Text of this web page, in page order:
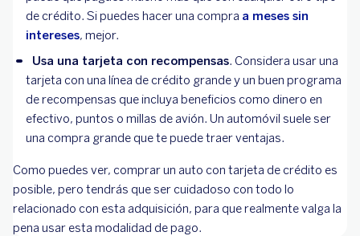
de crédito. Si puedes hacer una compra a meses sin
intereses, mejor.
Usa una tarjeta con recompensas. Considera usar una
tarjeta con una línea de crédito grande y un buen programa
de recompensas que incluya beneficios como dinero en
efectivo, puntos o millas de avión. Un automóvil suele ser
una compra grande que te puede traer ventajas.
Como puedes ver, comprar un auto con tarjeta de crédito es
posible, pero tendrás que ser cuidadoso con todo lo
relacionado con esta adquisición, para que realmente valga la
pena usar esta modalidad de pago.